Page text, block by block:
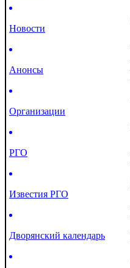
Новости
Анонсы
Организации
РГО
Известия РГО
Дворянский календарь